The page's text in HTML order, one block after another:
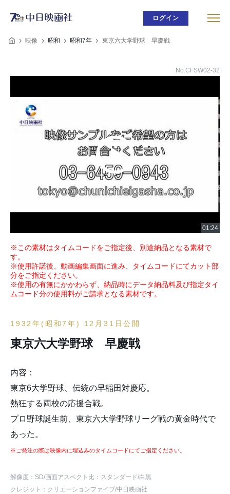
ログイン
映像 昭和 昭和7年 東京六大学野球 早慶戦
No.CFSW02-32
※この素材はタイムコードをご指定後、別途納品となる素材で
す。
※使用許諾後、動画編集画面に進み、タイムコードにてカット部
分をご指定ください。
※使用の有無にかかわらず、納品時にデータ納品料及び指定タイ
ムコード分の使用料がご請求となる素材です。
1932年(昭和7年) 12月31日公開
東京六大学野球 早慶戦
内容：
東京6大学野球、伝統の早稲田対慶応。
熱狂する両校の応援合戦。
プロ野球誕生前、東京六大学野球リーグ戦の黄金時代で
あった。
※ご発注の際は映像内に埋込みのタイムコードにてご指定ください。
解像度：SD/画面アスペクト比：スタンダード/白黒
クレジット：クリエーションファイブ/中日映画社